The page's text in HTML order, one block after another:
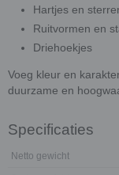
Hartjes en
Ruitvormen en
Driehoekjes
Voeg kleur en
duurzame en
Specificaties
Netto gewicht